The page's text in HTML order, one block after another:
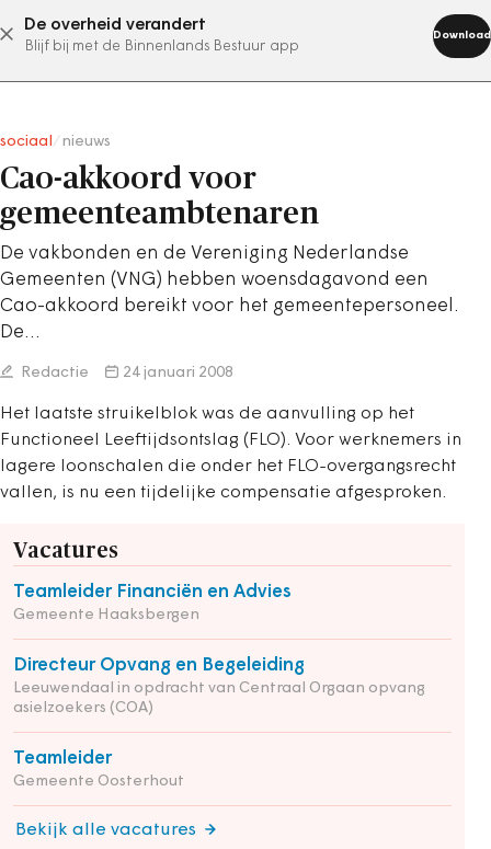
De overheid verandert
Blijf bij met de Binnenlands Bestuur app
Download
abonneer nu
sociaal nieuws
Cao-akkoord voor
gemeenteambtenaren
De vakbonden en de Vereniging Nederlandse
Gemeenten (VNG) hebben woensdagavond een
Cao-akkoord bereikt voor het gemeentepersoneel.
De…
Redactie 24 januari 2008
Het laatste struikelblok was de aanvulling op het
Functioneel Leeftijdsontslag (FLO). Voor werknemers in
lagere loonschalen die onder het FLO-overgangsrecht
vallen, is nu een tijdelijke compensatie afgesproken.
Vacatures
Teamleider Financiën en Advies
Gemeente Haaksbergen
Directeur Opvang en Begeleiding
Leeuwendaal in opdracht van Centraal Orgaan opvang
asielzoekers (COA)
Teamleider
Gemeente Oosterhout
Bekijk alle vacatures